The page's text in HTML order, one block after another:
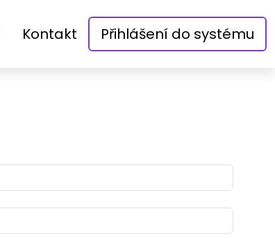
Kontakt Přihlášení do systému